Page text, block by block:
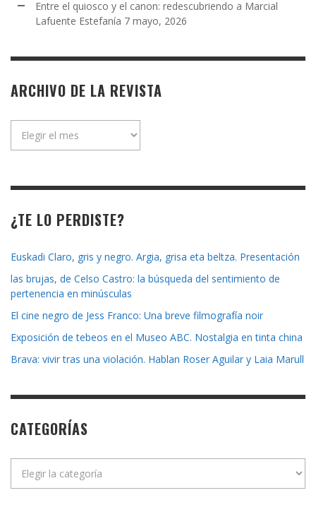
Entre el quiosco y el canon: redescubriendo a Marcial
Lafuente Estefanía 7 mayo, 2026
ARCHIVO DE LA REVISTA
¿TE LO PERDISTE?
Euskadi Claro, gris y negro. Argia, grisa eta beltza. Presentación
las brujas, de Celso Castro: la búsqueda del sentimiento de
pertenencia en minúsculas
El cine negro de Jess Franco: Una breve filmografía noir
Exposición de tebeos en el Museo ABC. Nostalgia en tinta china
Brava: vivir tras una violación. Hablan Roser Aguilar y Laia Marull
CATEGORÍAS